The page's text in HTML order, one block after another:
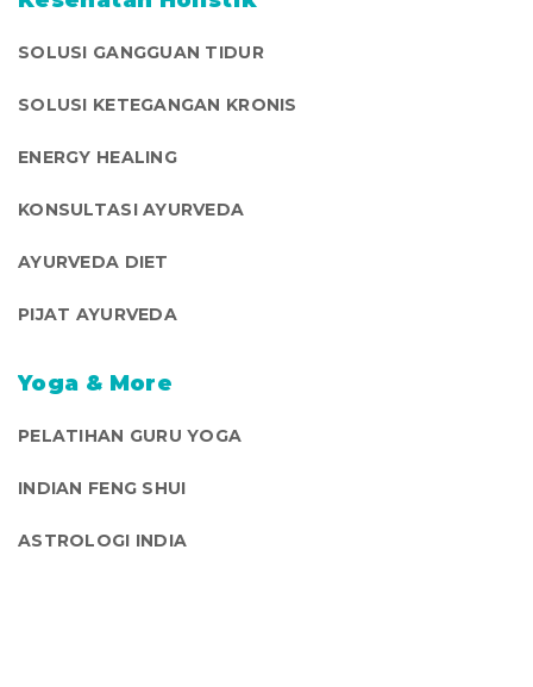
SOLUSI GANGGUAN TIDUR
SOLUSI KETEGANGAN KRONIS
ENERGY HEALING
KONSULTASI AYURVEDA
AYURVEDA DIET
PIJAT AYURVEDA
Yoga & More
PELATIHAN GURU YOGA
INDIAN FENG SHUI
ASTROLOGI INDIA